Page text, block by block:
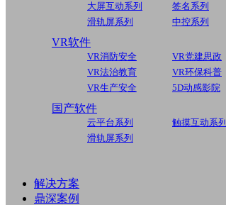
大屏互动系列
签名系列
滑轨屏系列
中控系列
VR软件
VR消防安全 VR党建思政
VR法治教育
VR环保科普
VR生产安全
5D动感影院
国产软件
云平台系列 触摸互动系列
滑轨屏系列
解决方案
鼎深案例